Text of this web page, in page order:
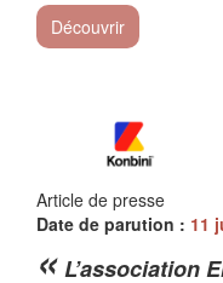
Découvrir
Article de presse
Date de parution : 11
«L’association